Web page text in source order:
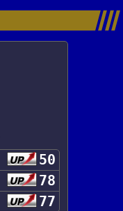
50
78
77